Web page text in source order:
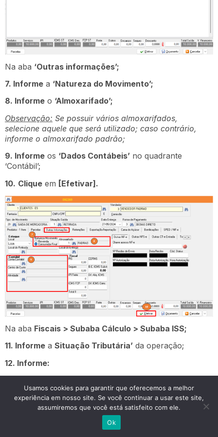
Na aba ‘Outras informações’;
7. Informe a ‘Natureza do Movimento’;
8. Informe o ‘Almoxarifado’;
Observação: Se possuir vários almoxarifados,
selecione aquele que será utilizado; caso contrário,
informe o almoxarifado padrão;
9. Informe os ‘Dados Contábeis’ no quadrante
‘Contábil’;
10. Clique em [Efetivar].
Na aba Fiscais > Subaba Cálculo > Subaba ISS;
11. Informe a Situação Tributária’ da operação;
12. Informe:
Série;
Usamos cookies para garantir que oferecemos a melhor
experiência em nosso site. Se você continuar a usar este site,
assumiremos que você está satisfeito com ele.
Ok